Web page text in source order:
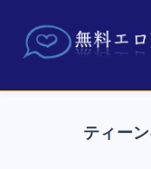
ティー